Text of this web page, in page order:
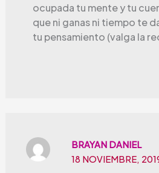
ocupada tu mente y tu
que ni ganas ni tiempo te
tu pensamiento (valga la
BRAYAN DANIEL
18 NOVIEMBRE,